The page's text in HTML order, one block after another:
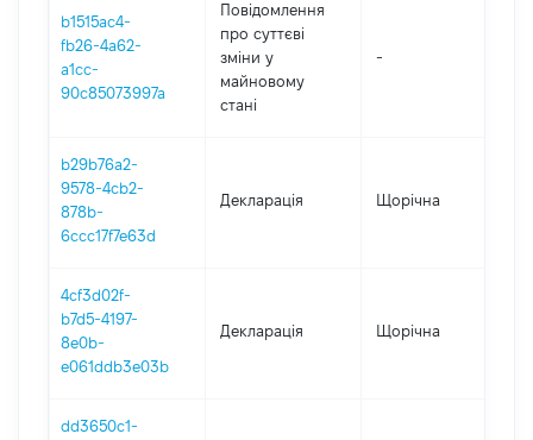
b1515ac4-
fb26-4a62-
a1cc-
90c85073997a
Повідомлення
про суттєві
зміни y
майновому
стані
-
b29b76a2-
9578-4cb2-
878b-
6ccc17f7e63d
Декларація Щорічна
4cf3d02f-
b7d5-4197-
8e0b-
e061ddb3e03b
Декларація Щорічна
dd3650c1-